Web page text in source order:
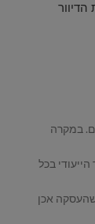
במקרה
בכל
אכן